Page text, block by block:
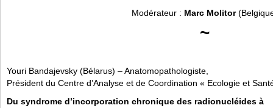
Modérateur : Marc Molitor
~
Youri Bandajevsky (Bélarus) – Anatomopathologiste,
Président du Centre d’Analyse et de Coordination « Ecologie et
Du syndrome d’incorporation chronique des radionucléides à